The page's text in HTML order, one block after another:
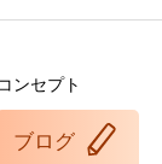
コンセプト
ブログ